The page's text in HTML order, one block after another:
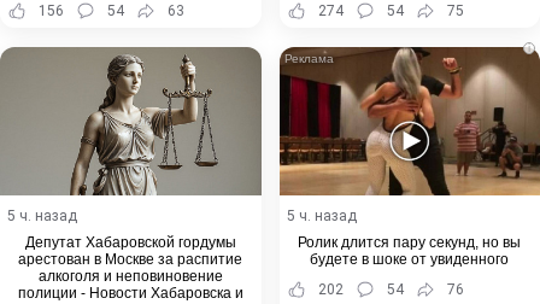
156
54 63
274
54 75
5 ч. назад
Депутат Хабаровской гордумы
арестован в Москве за распитие
алкоголя и неповиновение
полиции - Новости Хабаровска и
i
5 ч. назад
Ролик длится пару секунд, но вы
будете в шоке от увиденного
202
54 76